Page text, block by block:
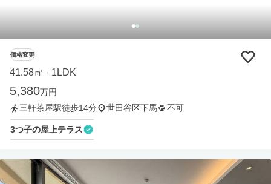
価格変更
41.58㎡ ・ 1LDK
5,380万円
三軒茶屋駅徒歩14分
世田谷区下馬 不可
3つ子の屋上テラス